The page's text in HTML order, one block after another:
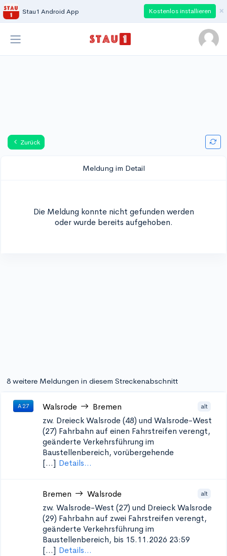
Stau1 Android App Kostenlos installieren ×
Zurück
Meldung im Detail
Die Meldung konnte nicht gefunden werden
oder wurde bereits aufgehoben.
8 weitere Meldungen in diesem Streckenabschnitt
A 27 Walsrode Bremen alt
zw. Dreieck Walsrode (48) und Walsrode-West
(27) Fahrbahn auf einen Fahrstreifen verengt,
geänderte Verkehrsführung im
Baustellenbereich, vorübergehende
[...] Details...
Bremen Walsrode alt
zw. Walsrode-West (27) und Dreieck Walsrode
(29) Fahrbahn auf zwei Fahrstreifen verengt,
geänderte Verkehrsführung im
Baustellenbereich, bis 15.11.2026 23:59
[...] Details...